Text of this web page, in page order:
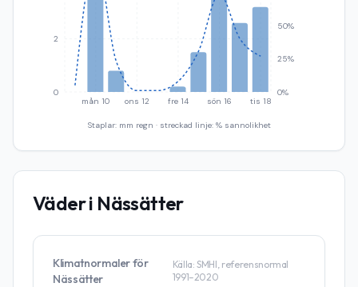
mån 10 ons 12 fre 14 sön 16 tis 18
0
2
0%
25%
50%
Staplar: mm regn · streckad linje: % sannolikhet
Väder i Nässätter
Klimatnormaler för
Nässätter
Källa: SMHI, referensnormal
1991–2020